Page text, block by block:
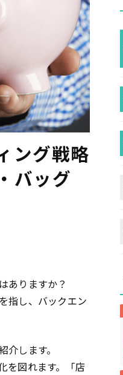
ング戦略
バッグ
ありますか？
指し、バックエン
します。
を図れます。「店